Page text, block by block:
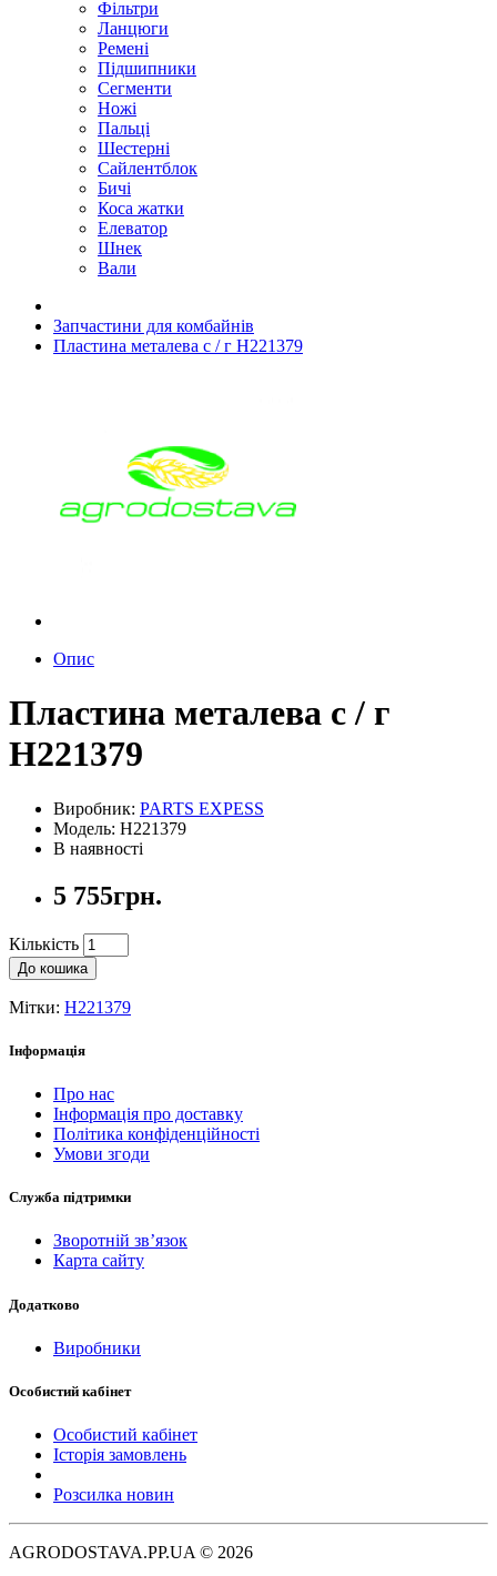
Фільтри
Ланцюги
Ремені
Підшипники
Сегменти
Ножі
Пальці
Шестерні
Сайлентблок
Бичі
Коса жатки
Елеватор
Шнек
Вали
Запчастини для комбайнів
Пластина металева с / г H221379
Опис
Пластина металева с / г
H221379
Виробник: PARTS EXPESS
Модель: H221379
В наявності
5 755грн.
Кількість
До кошика
Мітки: H221379
Інформація
Про нас
Інформація про доставку
Політика конфіденційності
Умови згоди
Служба підтримки
Зворотній зв’язок
Карта сайту
Додатково
Виробники
Особистий кабінет
Особистий кабінет
Історія замовлень
Розсилка новин
AGRODOSTAVA.PP.UA © 2026